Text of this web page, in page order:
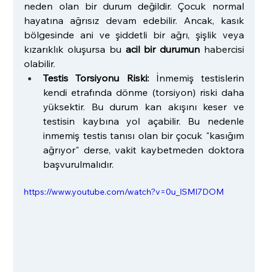
neden olan bir durum değildir. Çocuk normal
hayatına ağrısız devam edebilir. Ancak, kasık
bölgesinde ani ve şiddetli bir ağrı, şişlik veya
kızarıklık oluşursa bu acil bir durumun habercisi
olabilir.
Testis Torsiyonu Riski: İnmemiş testislerin
kendi etrafında dönme (torsiyon) riski daha
yüksektir. Bu durum kan akışını keser ve
testisin kaybına yol açabilir. Bu nedenle
inmemiş testis tanısı olan bir çocuk "kasığım
ağrıyor" derse, vakit kaybetmeden doktora
başvurulmalıdır.
https://www.youtube.com/watch?v=0u_lSMI7DOM